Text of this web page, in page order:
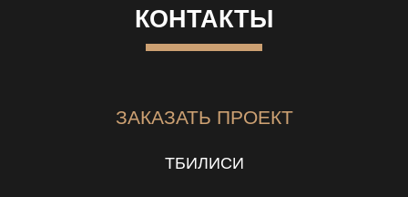
КОНТАКТЫ
ЗАКАЗАТЬ ПРОЕКТ
ТБИЛИСИ